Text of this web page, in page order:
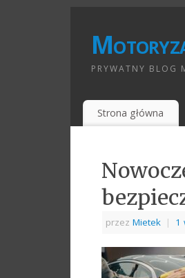
PRYWATNY BLOG
Strona główna
przez Mietek | 1